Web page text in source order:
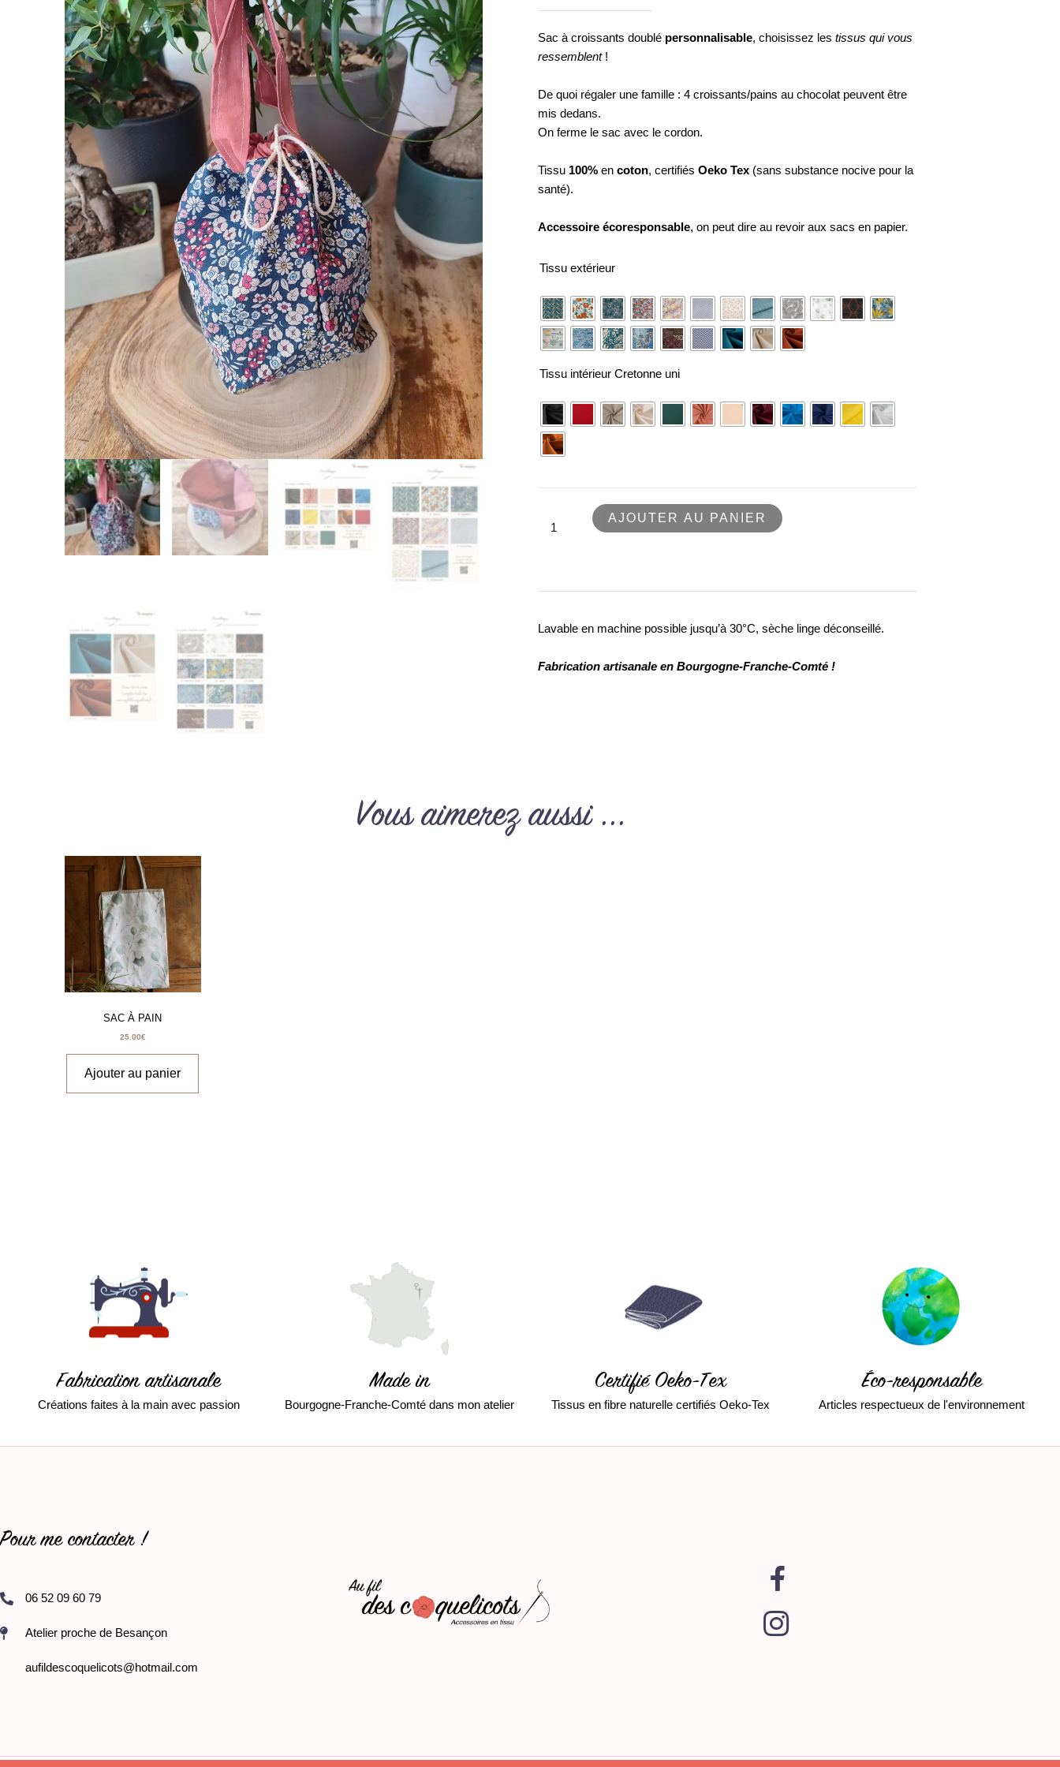
Sac à croissants doublé personnalisable, choisissez les tissus qui vous
ressemblent!
De quoi régaler une famille : 4 croissants/pains au chocolat peuvent être
mis dedans.
On ferme le sac avec le cordon.
Tissu 100% en coton, certifiés Oeko Tex (sans substance nocive pour la
santé).
Accessoire écoresponsable, on peut dire au revoir aux sacs en papier.
Tissu extérieur
Tissu intérieur Cretonne uni
quantité
Sac
à
croissants
AJOUTER AU PANIER
Lavable en machine possible jusqu’à 30°C, sèche linge déconseillé.
Fabrication artisanale en Bourgogne-Franche-Comté !
Vous aimerez aussi ...
SAC À PAIN
25.00€
Ajouter au panier
Fabrication artisanale
Créations faites à la main avec passion
Made in
Bourgogne-Franche-Comté dans mon atelier
Certifié Oeko-Tex
Tissus en fibre naturelle certifiés Oeko-Tex
Éco-responsable
Articles respectueux de l'environnement
Pour me contacter !
06 52 09 60 79
Atelier proche de Besançon
aufildescoquelicots@hotmail.com